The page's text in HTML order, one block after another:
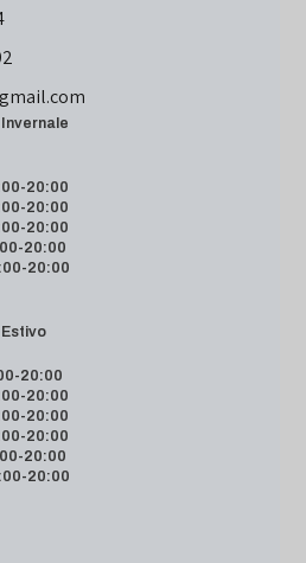
Store Invernale
20:00
20:00
20:00
20:00
20:00
Store Estivo
20:00
20:00
20:00
20:00
20:00
20:00